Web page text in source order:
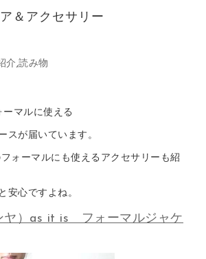
＆アクセサリー
介,読み物
マルに使える
スが届いています。
ォーマルにも使えるアクセサリーも紹
安心ですよね。
ヤ）as it is フォーマルジャケ